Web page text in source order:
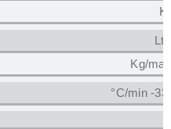
Lt
Kg/
°C/min -